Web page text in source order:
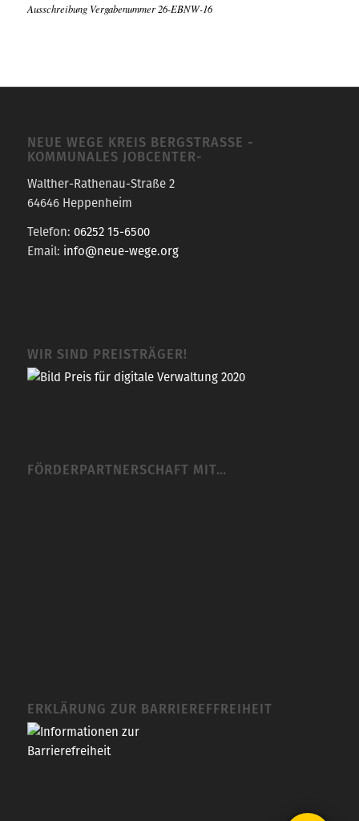
Ausschreibung Vergabenummer 26-EBNW-16
NEUE WEGE KREIS BERGSTRASSE -K
OMMUNALES JOBCENTER-
Walther-Rathenau-Straße 2
64646 Heppenheim
Telefon: 06252 15-6500
Email: info@neue-wege.org
WIR SIND PREISTRÄGER!
FÖRDERPARTNERSCHAFT MIT…
ERKLÄRUNG ZUR BARRIEREFFREIHEIT